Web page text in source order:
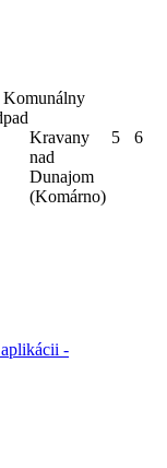
Komunálny
Kravany
nad
Dunajom
(Komárno)
5 6
-